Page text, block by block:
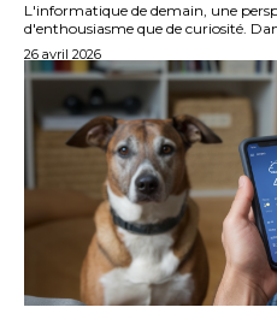
L'informatique de demain, une
d'enthousiasme que de curiosité.
26 avril 2026